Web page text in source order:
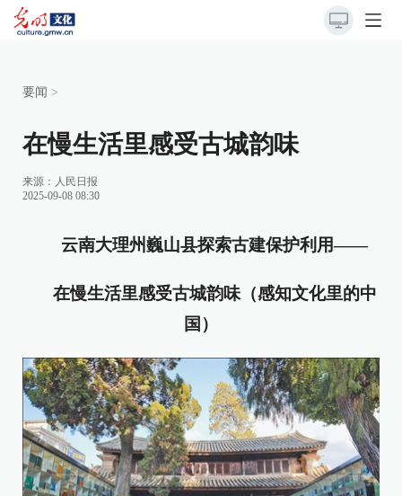
要闻 >
在慢生活里感受古城韵味
来源： 人民日报
2025-09-08 08:30
云南大理州巍山县探索古建保护利用——
在慢生活里感受古城韵味（感知文化里的中
国）